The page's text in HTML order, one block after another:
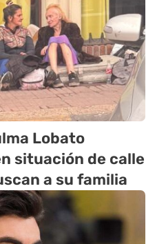
Lobato
situación de calle
a su familia